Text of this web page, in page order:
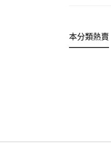
本分類熱賣